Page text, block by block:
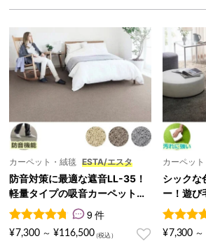
カーペット・絨毯 ESTA/エスタ
防音対策に最適な遮音LL-35！
軽量タイプの吸音カーペット
『ESTA/エスタ』
9
件の利用者評価に基づく5段階評価の
9 件
¥ 7,300 ～ ¥116,500
カーペッ
ル
シックな
ー！遊び
ペット
6
件の利
¥ 7,300 ～